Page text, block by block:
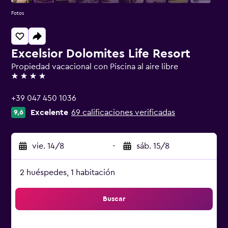
Excelsior Dolomites Life Resort
Propiedad vacacional con Piscina al aire libre
4 estrellas
+39 047 450 1036
9,6 Excelente 69 calificaciones verificadas
vie. 14/8 - sáb. 15/8
2 huéspedes, 1 habitación
Buscar
Fotos